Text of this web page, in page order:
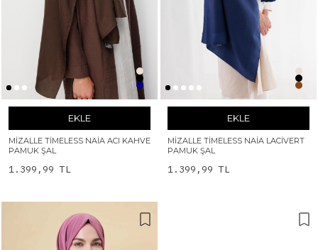
EKLE
MIZALLE TIMELESS NAIA ACI KAHVE
PAMUK ŞAL
1.399,99 TL
EKLE
MIZALLE TIMELESS NAIA LACIVERT
PAMUK ŞAL
1.399,99 TL